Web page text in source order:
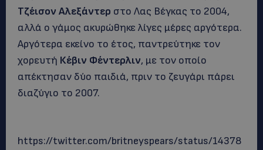
Τζέισον Αλεξάντερ στο Λας Βέγκας το 2004,
αλλά ο γάμος ακυρώθηκε λίγες μέρες αργότερα.
Αργότερα εκείνο το έτος, παντρεύτηκε τον
χορευτή Κέβιν Φέντερλιν, με τον οποίο
απέκτησαν δύο παιδιά, πριν το ζευγάρι πάρει
διαζύγιο το 2007.
https://twitter.com/britneyspears/status/14378